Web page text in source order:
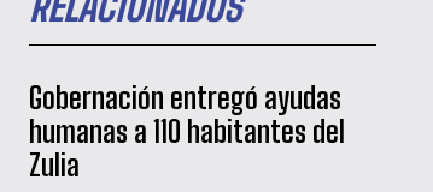
Gobernación entregó ayudas
humanas a 110 habitantes del
Zulia